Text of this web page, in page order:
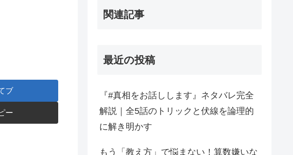
ブ
ー
関連記事
最近の投稿
『#真相をお話しします』ネタバレ完全
解説｜全5話のトリックと伏線を論理的
に解き明かす
もう「教え方」で悩まない！算数嫌いな